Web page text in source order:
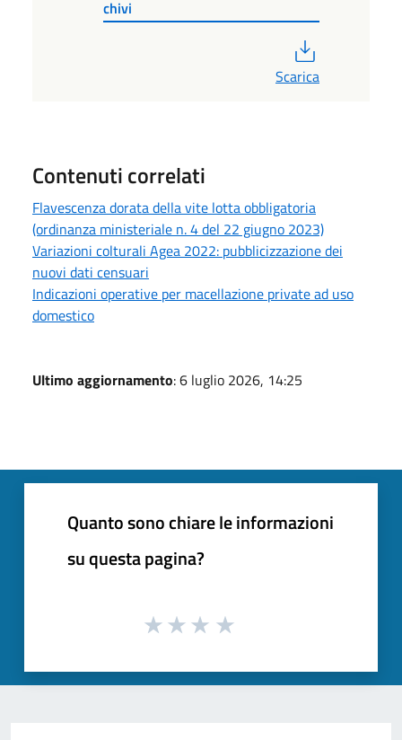
chivi
Scarica
Contenuti correlati
Flavescenza dorata della vite lotta obbligatoria
(ordinanza ministeriale n. 4 del 22 giugno 2023)
Variazioni colturali Agea 2022: pubblicizzazione dei
nuovi dati censuari
Indicazioni operative per macellazione private ad uso
domestico
Ultimo aggiornamento: 6 luglio 2026, 14:25
Quanto sono chiare le informazioni
su questa pagina?